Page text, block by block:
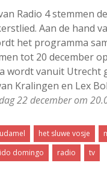
Radio 4 stemmen
Aan de hand
het programma
tot 20 december op
wordt vanuit Utrecht
Kralingen en Lex
22 december om
het sluwe vosje
domingo radio tv